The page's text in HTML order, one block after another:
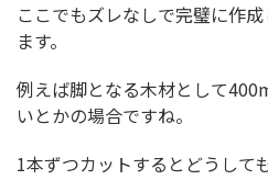
ここでもズレなしで完璧に作
ます。
例えば脚となる木材として
いとかの場合ですね。
1本ずつカットするとどうして